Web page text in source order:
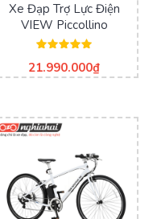
Xe Đạp Trợ Lực Điện
VIEW Piccollino
hạng
5.00
21.990.000₫